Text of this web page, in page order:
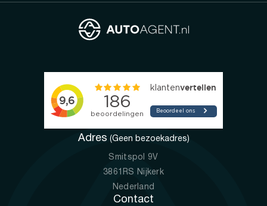
Adres (Geen bezoekadres)
Smitspol 9V
3861RS Nijkerk
Nederland
Contact